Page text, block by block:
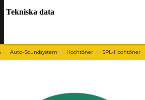
Auto-Soundsystem Hochtöner SPL-Hochtöner
Tekniska data